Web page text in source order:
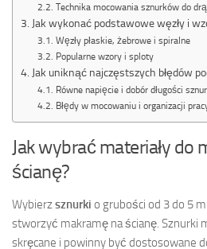
Technika mocowania sznurków do
Jak wykonać podstawowe węzły i
Węzły płaskie, żebrowe i spiralne
Popularne wzory i sploty
Jak uniknąć najczęstszych błędów
Równe napięcie i dobór długości
Błędy w mocowaniu i organizacji
Jak wybrać materiały do
ścianę?
Wybierzsznurki o grubości od 3 do 5
stworzyć makramę na ścianę. Sznurki
skręcane i powinny być dostosowane